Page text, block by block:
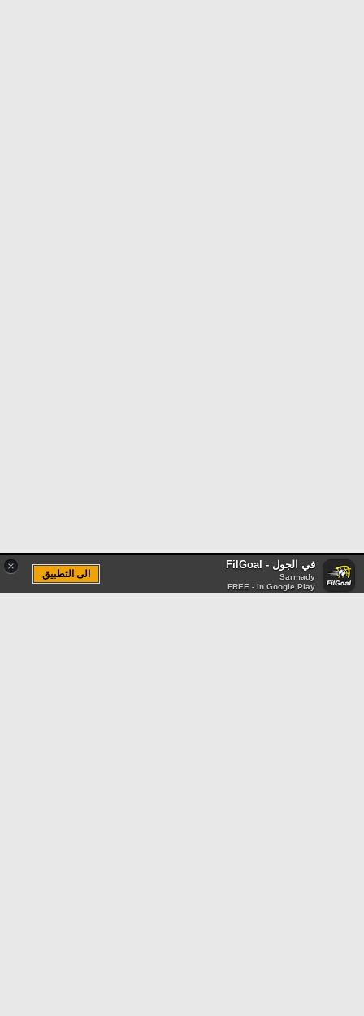
× في الجول - FilGoal
Sarmady
FREE - In Google Play
الى التطبيق